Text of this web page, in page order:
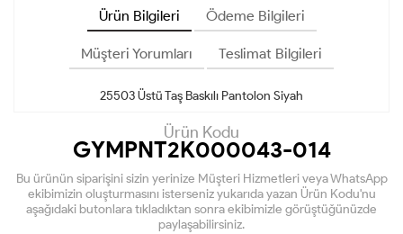
Ürün Bilgileri Ödeme Bilgileri
Müşteri Yorumları Teslimat Bilgileri
25503 Üstü Taş Baskılı Pantolon Siyah
Ürün Kodu
GYMPNT2K000043-014
Bu ürünün siparişini sizin yerinize Müşteri Hizmetleri veya WhatsApp
ekibimizin oluşturmasını isterseniz yukarıda yazan Ürün Kodu'nu
aşağıdaki butonlara tıkladıktan sonra ekibimizle görüştüğünüzde
paylaşabilirsiniz.